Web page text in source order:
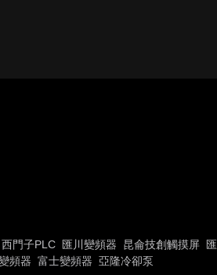
西門子PLC 匯川變頻器 昆侖技創觸摸屏
匯
頻器 富士變頻器 亞隆冷卻泵